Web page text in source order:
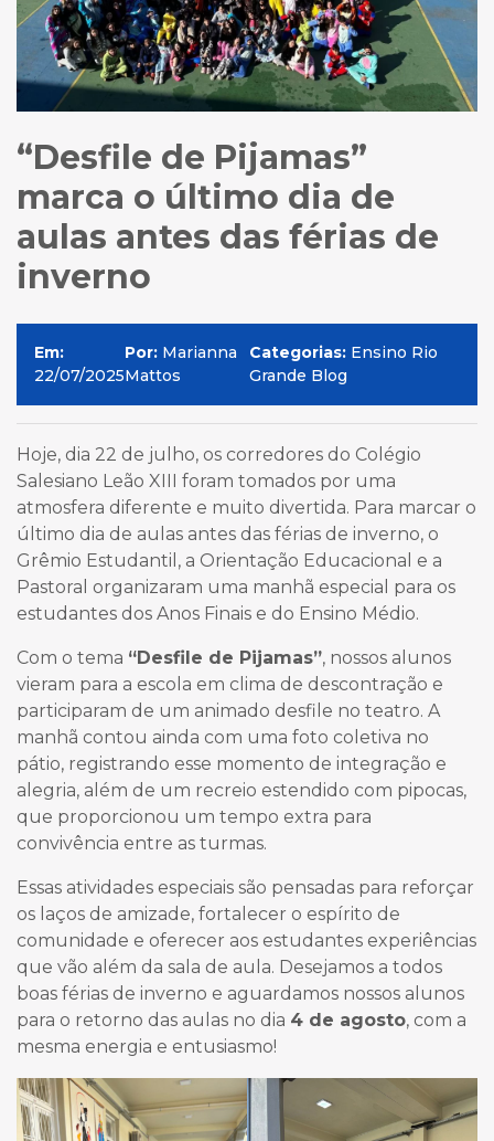
“Desfile de Pijamas”
marca o último dia de
aulas antes das férias de
inverno
Em:
22/07/2025
Por: Marianna
Mattos
Categorias: Ensino Rio
Grande Blog
Hoje, dia 22 de julho, os corredores do Colégio
Salesiano Leão XIII foram tomados por uma
atmosfera diferente e muito divertida. Para marcar o
último dia de aulas antes das férias de inverno, o
Grêmio Estudantil, a Orientação Educacional e a
Pastoral organizaram uma manhã especial para os
estudantes dos Anos Finais e do Ensino Médio.
Com o tema “Desfile de Pijamas”, nossos alunos
vieram para a escola em clima de descontração e
participaram de um animado desfile no teatro. A
manhã contou ainda com uma foto coletiva no
pátio, registrando esse momento de integração e
alegria, além de um recreio estendido com pipocas,
que proporcionou um tempo extra para
convivência entre as turmas.
Essas atividades especiais são pensadas para reforçar
os laços de amizade, fortalecer o espírito de
comunidade e oferecer aos estudantes experiências
que vão além da sala de aula. Desejamos a todos
boas férias de inverno e aguardamos nossos alunos
para o retorno das aulas no dia 4 de agosto, com a
mesma energia e entusiasmo!